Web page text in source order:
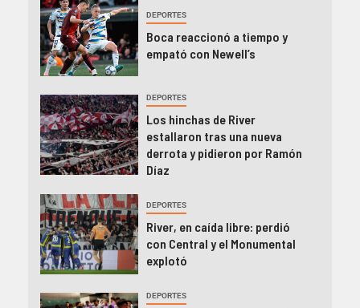
DEPORTES
Boca reaccionó a tiempo y
empató con Newell’s
DEPORTES
Los hinchas de River
estallaron tras una nueva
derrota y pidieron por Ramón
Díaz
DEPORTES
River, en caída libre: perdió
con Central y el Monumental
explotó
DEPORTES